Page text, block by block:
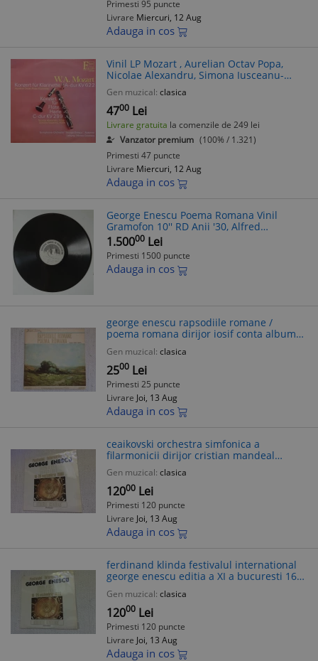
Primesti 95 puncte
Livrare Miercuri, 12 Aug
Adauga in cos
Vinil LP Mozart , Aurelian Octav Popa,
Nicolae Alexandru, Simona Iusceanu-
Orchester "George Enescu", Bukarest ,
Mircea Cristescu(VG+)
Gen muzical: clasica
4700 Lei
Livrare gratuita la comenzile de 249 lei
Vanzator premium (100% / 1.321)
Primesti 47 puncte
Livrare Miercuri, 12 Aug
Adauga in cos
George Enescu Poema Romana Vinil
Gramofon 10'' RD Anii '30, Alfred
Alessandrescu. Disc Rare Stare VG
1.50000 Lei
Primesti 1500 puncte
Adauga in cos
george enescu rapsodiile romane /
poema romana dirijor iosif conta album
disc vinyl lp muzica clasica romantica
electrecord VG+
Gen muzical: clasica
2500 Lei
Primesti 25 puncte
Livrare Joi, 13 Aug
Adauga in cos
ceaikovski orchestra simfonica a
filarmonicii dirijor cristian mandeal
festivalul international george enescu
1988 disc vinyl lp muzica clasica NM
Gen muzical: clasica
12000 Lei
Primesti 120 puncte
Livrare Joi, 13 Aug
Adauga in cos
ferdinand klinda festivalul international
george enescu editia a XI a bucuresti 16-
26 septembrie 1988 disc vinyl lp muzica
clasica baroca NM
Gen muzical: clasica
12000 Lei
Primesti 120 puncte
Livrare Joi, 13 Aug
Adauga in cos